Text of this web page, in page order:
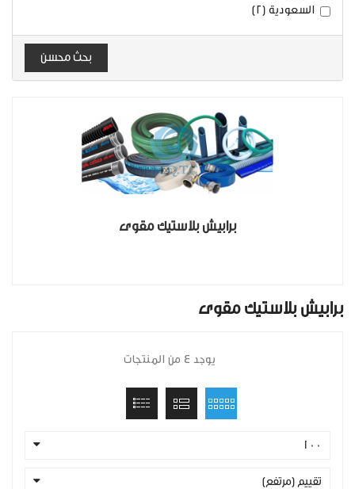
السعودية (2)
بحث محسن
برابيش بلاستيك مقوى
برابيش بلاستيك مقوى
يوجد 4 من المنتجات
100
تقييم (مرتفع)